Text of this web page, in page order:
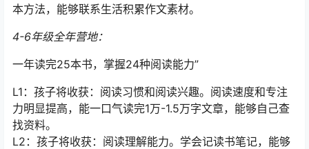
本方法，能够联系生活积累作文素材。
4-6年级全年营地：
一年读完25本书，掌握24种阅读能力”
L1：孩子将收获：阅读习惯和阅读兴趣。阅读速度和专注
力明显提高，能一口气读完1万-1.5万字文章，能够自己查
找资料。
L2：孩子将收获：阅读理解能力。学会记读书笔记，能够